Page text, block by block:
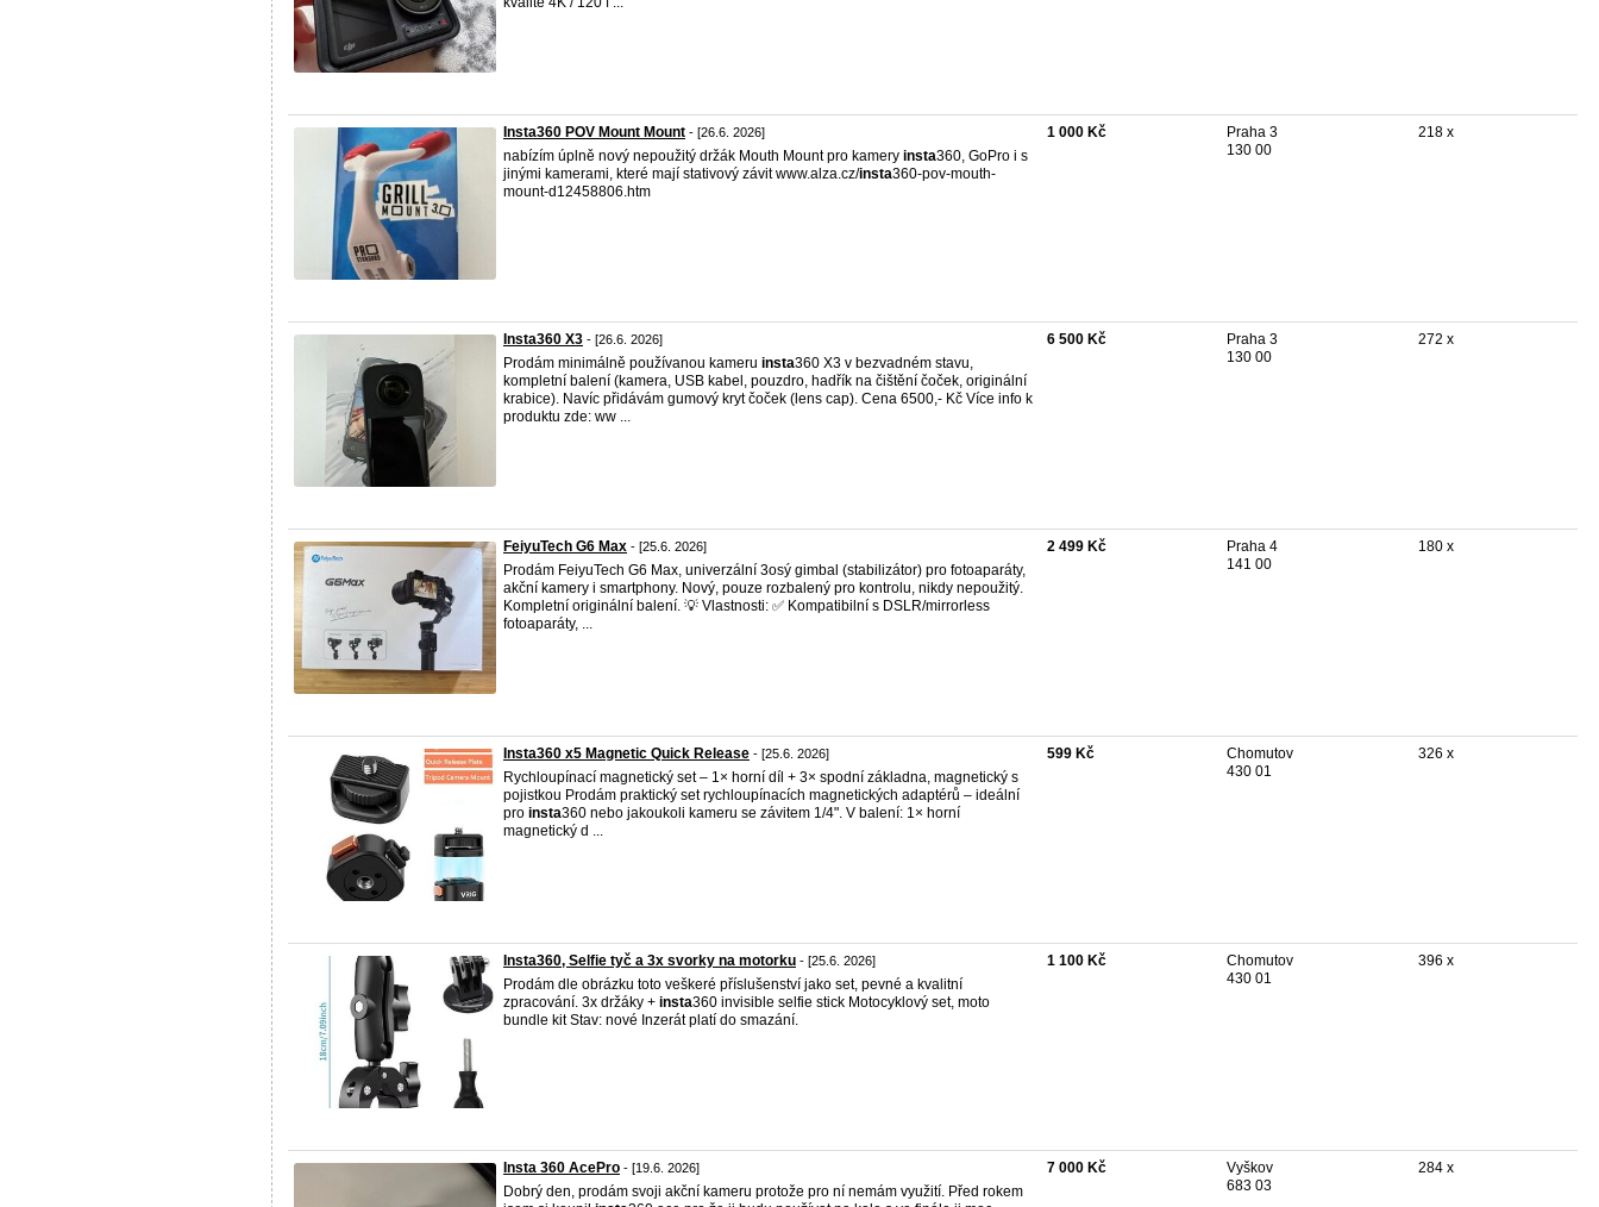
Insta360 POV Mount Mount - [26.6. 2026]
nabízím úplně nový nepoužitý držák Mouth Mount pro kamery insta360, GoPro i s
jinými kamerami, které mají stativový závit www.alza.cz/insta360-pov-mouth-
mount-d12458806.htm
1 000 Kč
Praha 3
130 00
218 x
Insta360 X3 - [26.6. 2026]
Prodám minimálně používanou kameru insta360 X3 v bezvadném stavu,
kompletní balení (kamera, USB kabel, pouzdro, hadřík na čištění čoček, originální
krabice). Navíc přidávám gumový kryt čoček (lens cap). Cena 6500,- Kč Více info k
produktu zde: ww ...
6 500 Kč
Praha 3
130 00
272 x
FeiyuTech G6 Max - [25.6. 2026]
Prodám FeiyuTech G6 Max, univerzální 3osý gimbal (stabilizátor) pro fotoaparáty,
akční kamery i smartphony. Nový, pouze rozbalený pro kontrolu, nikdy nepoužitý.
Kompletní originální balení. 💡 Vlastnosti: ✅ Kompatibilní s DSLR/mirrorless
fotoaparáty, ...
2 499 Kč
Praha 4
141 00
180 x
Insta360 x5 Magnetic Quick Release - [25.6. 2026]
Rychloupínací magnetický set – 1× horní díl + 3× spodní základna, magnetický s
pojistkou Prodám praktický set rychloupínacích magnetických adaptérů – ideální
pro insta360 nebo jakoukoli kameru se závitem 1/4". V balení: 1× horní
magnetický d ...
599 Kč
Chomutov
430 01
326 x
Insta360, Selfie tyč a 3x svorky na motorku - [25.6. 2026]
Prodám dle obrázku toto veškeré příslušenství jako set, pevné a kvalitní
zpracování. 3x držáky + insta360 invisible selfie stick Motocyklový set, moto
bundle kit Stav: nové Inzerát platí do smazání.
1 100 Kč
Chomutov
430 01
396 x
Insta 360 AcePro - [19.6. 2026]
Dobrý den, prodám svoji akční kameru protože pro ní nemám využití. Před rokem
7 000 Kč
Vyškov
683 03
284 x